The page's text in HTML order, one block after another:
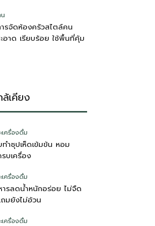
รจัดห้องครัวสไตล์คน
าด เรียบร้อย ใช้พื้นที่คุ้ม
เคียง
เครื่องดื่ม
ำซุปเห็ดเข้มข้น หอม
บเครื่อง
เครื่องดื่ม
ารลดน้ำหนักอร่อย ไม่จืด
มยังไม่อ้วน
เครื่องดื่ม